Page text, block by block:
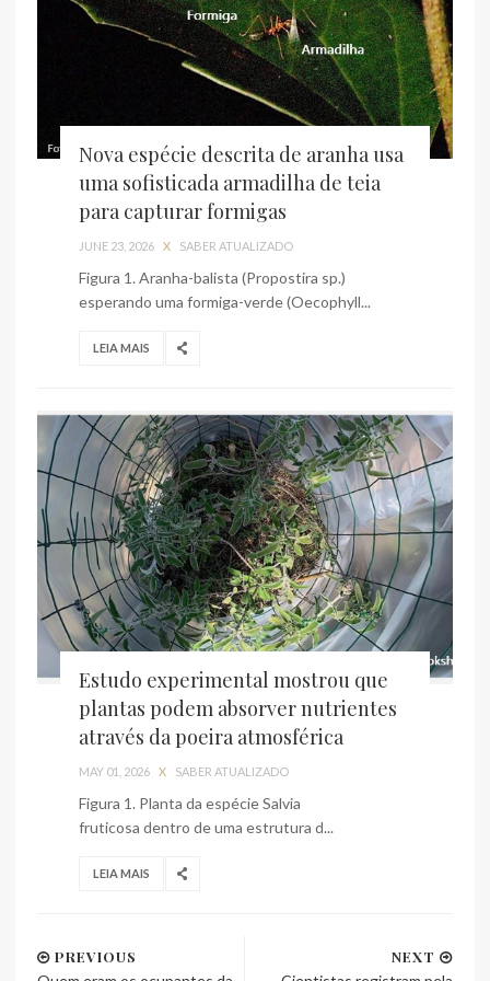
Nova espécie descrita de aranha usa
uma sofisticada armadilha de teia
para capturar formigas
JUNE 23, 2026 X SABER ATUALIZADO
Figura 1. Aranha-balista (Propostira sp.)
esperando uma formiga-verde (Oecophyll...
LEIA MAIS
Estudo experimental mostrou que
plantas podem absorver nutrientes
através da poeira atmosférica
MAY 01, 2026 X SABER ATUALIZADO
Figura 1. Planta da espécie Salvia
fruticosa dentro de uma estrutura d...
LEIA MAIS
NEXT
PREVIOUS